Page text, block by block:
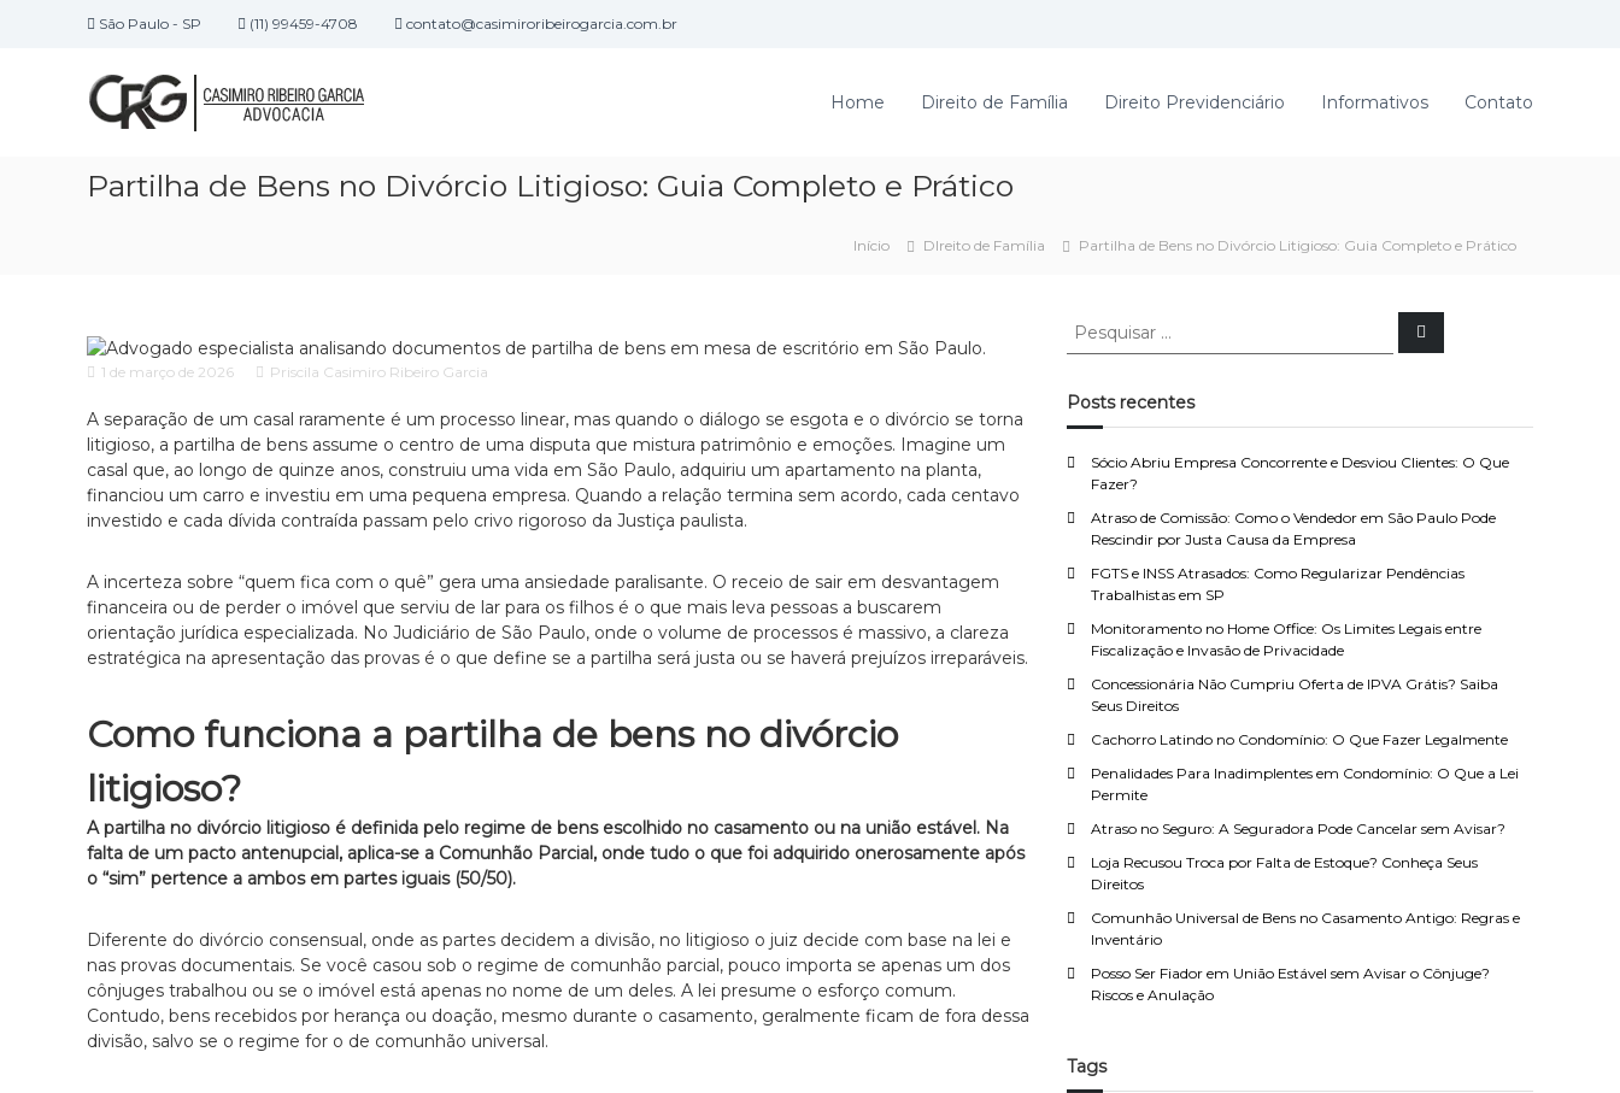
São Paulo - SP (11) 99459-4708 contato@casimiroribeirogarcia.com.br
m
i
b
e
i
r
o
G
a
c
i
a
A
v
o
a
c
i
a
v
o
c
a
c
e
m
S
ã
a
o
e
s
c
i
a
l
i
Home Direito de Família Direito Previdenciário Informativos Contato
Partilha de Bens no Divórcio Litigioso: Guia Completo e Prático
Início DIreito de Família Partilha de Bens no Divórcio Litigioso: Guia Completo e Prático
1 de março de 2026 Priscila Casimiro Ribeiro Garcia
A separação de um casal raramente é um processo linear, mas quando o diálogo se esgota e o divórcio se torna
litigioso, a partilha de bens assume o centro de uma disputa que mistura patrimônio e emoções. Imagine um
casal que, ao longo de quinze anos, construiu uma vida em São Paulo, adquiriu um apartamento na planta,
financiou um carro e investiu em uma pequena empresa. Quando a relação termina sem acordo, cada centavo
investido e cada dívida contraída passam pelo crivo rigoroso da Justiça paulista.
A incerteza sobre “quem fica com o quê” gera uma ansiedade paralisante. O receio de sair em desvantagem
financeira ou de perder o imóvel que serviu de lar para os filhos é o que mais leva pessoas a buscarem
orientação jurídica especializada. No Judiciário de São Paulo, onde o volume de processos é massivo, a clareza
estratégica na apresentação das provas é o que define se a partilha será justa ou se haverá prejuízos irreparáveis.
Como funciona a partilha de bens no divórcio
litigioso?
A partilha no divórcio litigioso é definida pelo regime de bens escolhido no casamento ou na união estável. Na
falta de um pacto antenupcial, aplica-se a Comunhão Parcial, onde tudo o que foi adquirido onerosamente após
o “sim” pertence a ambos em partes iguais (50/50).
Diferente do divórcio consensual, onde as partes decidem a divisão, no litigioso o juiz decide com base na lei e
nas provas documentais. Se você casou sob o regime de comunhão parcial, pouco importa se apenas um dos
cônjuges trabalhou ou se o imóvel está apenas no nome de um deles. A lei presume o esforço comum.
Contudo, bens recebidos por herança ou doação, mesmo durante o casamento, geralmente ficam de fora dessa
divisão, salvo se o regime for o de comunhão universal.
P
q
u
s
r
o
:
P
s
r
Posts recentes
Sócio Abriu Empresa Concorrente e Desviou Clientes: O Que
Fazer?
Atraso de Comissão: Como o Vendedor em São Paulo Pode
Rescindir por Justa Causa da Empresa
FGTS e INSS Atrasados: Como Regularizar Pendências
Trabalhistas em SP
Monitoramento no Home Office: Os Limites Legais entre
Fiscalização e Invasão de Privacidade
Concessionária Não Cumpriu Oferta de IPVA Grátis? Saiba
Seus Direitos
Cachorro Latindo no Condomínio: O Que Fazer Legalmente
Penalidades Para Inadimplentes em Condomínio: O Que a Lei
Permite
Atraso no Seguro: A Seguradora Pode Cancelar sem Avisar?
Loja Recusou Troca por Falta de Estoque? Conheça Seus
Direitos
Comunhão Universal de Bens no Casamento Antigo: Regras e
Inventário
Posso Ser Fiador em União Estável sem Avisar o Cônjuge?
Riscos e Anulação
Tags